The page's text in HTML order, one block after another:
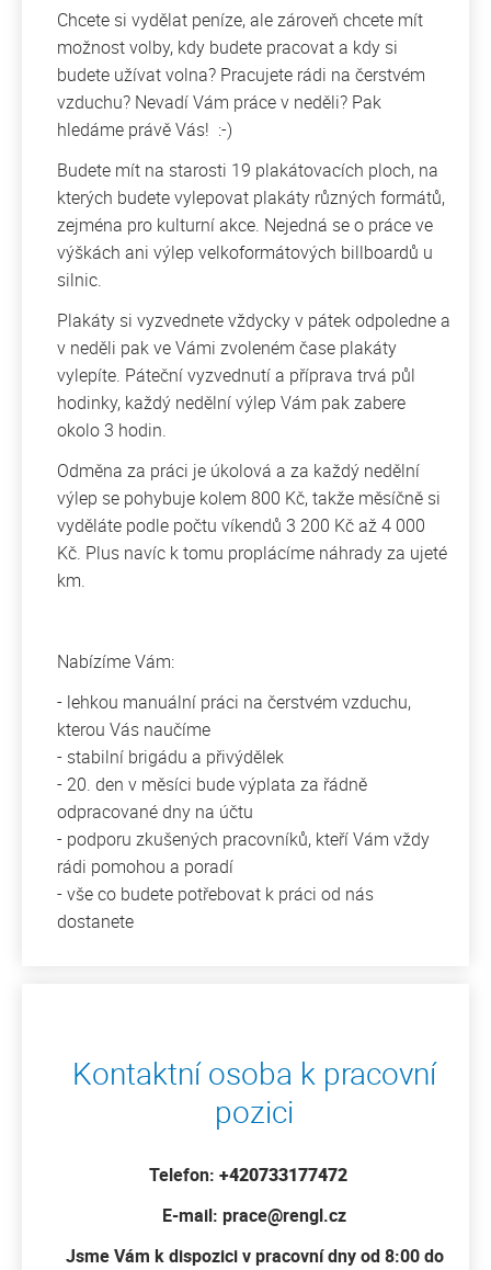
Chcete si vydělat peníze, ale zároveň chcete mít
možnost volby, kdy budete pracovat a kdy si
budete užívat volna? Pracujete rádi na čerstvém
vzduchu? Nevadí Vám práce v neděli? Pak
hledáme právě Vás! :-)
Budete mít na starosti 19 plakátovacích ploch, na
kterých budete vylepovat plakáty různých formátů,
zejména pro kulturní akce. Nejedná se o práce ve
výškách ani výlep velkoformátových billboardů u
silnic.
Plakáty si vyzvednete vždycky v pátek odpoledne a
v neděli pak ve Vámi zvoleném čase plakáty
vylepíte. Páteční vyzvednutí a příprava trvá půl
hodinky, každý nedělní výlep Vám pak zabere
okolo 3 hodin.
Odměna za práci je úkolová a za každý nedělní
výlep se pohybuje kolem 800 Kč, takže měsíčně si
vyděláte podle počtu víkendů 3 200 Kč až 4 000
Kč. Plus navíc k tomu proplácíme náhrady za ujeté
km.
Nabízíme Vám:
- lehkou manuální práci na čerstvém vzduchu,
kterou Vás naučíme
- stabilní brigádu a přivýdělek
- 20. den v měsíci bude výplata za řádně
odpracované dny na účtu
- podporu zkušených pracovníků, kteří Vám vždy
rádi pomohou a poradí
- vše co budete potřebovat k práci od nás
dostanete
Kontaktní osoba k pracovní
pozici
Telefon: +420733177472
E-mail: prace@rengl.cz
Jsme Vám k dispozici v pracovní dny od 8:00 do